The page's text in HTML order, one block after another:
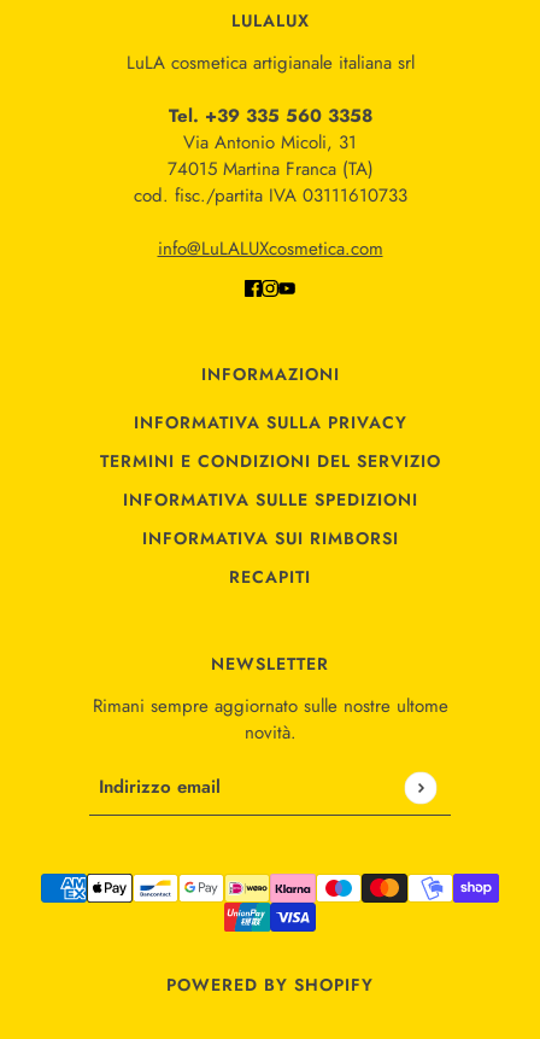
LULALUX
LuLA cosmetica artigianale italiana srl
Tel. +39 335 560 3358
Via Antonio Micoli, 31
74015 Martina Franca (TA)
cod. fisc./partita IVA 03111610733
info@LuLALUXcosmetica.com
INFORMAZIONI
INFORMATIVA SULLA PRIVACY
TERMINI E CONDIZIONI DEL SERVIZIO
INFORMATIVA SULLE SPEDIZIONI
INFORMATIVA SUI RIMBORSI
RECAPITI
NEWSLETTER
Rimani sempre aggiornato sulle nostre ultome
novità.
Indirizzo email
Questo sito è protetto da hCaptcha e applica le
POWERED BY SHOPIFY